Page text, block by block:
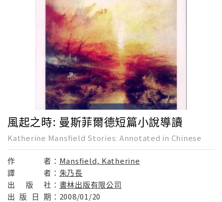
風起之時: 曼斯菲爾德短篇小說導讀
Katherine Mansfield Stories: Annotated in Chinese
作 者： Mansfield, Katherine
譯
者： 朱乃長
出
版 社： 書林出版有限公司
出 版 日 期： 2008/01/20